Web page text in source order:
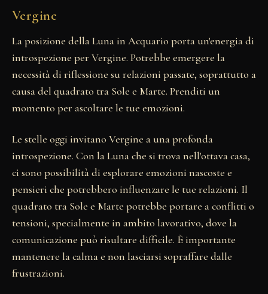
Vergine
La posizione della Luna in Acquario porta un'energia di
introspezione per Vergine. Potrebbe emergere la
necessità di riflessione su relazioni passate, soprattutto a
causa del quadrato tra Sole e Marte. Prenditi un
momento per ascoltare le tue emozioni.
Le stelle oggi invitano Vergine a una profonda
introspezione. Con la Luna che si trova nell'ottava casa,
ci sono possibilità di esplorare emozioni nascoste e
pensieri che potrebbero influenzare le tue relazioni. Il
quadrato tra Sole e Marte potrebbe portare a conflitti o
tensioni, specialmente in ambito lavorativo, dove la
comunicazione può risultare difficile. È importante
mantenere la calma e non lasciarsi sopraffare dalle
frustrazioni.